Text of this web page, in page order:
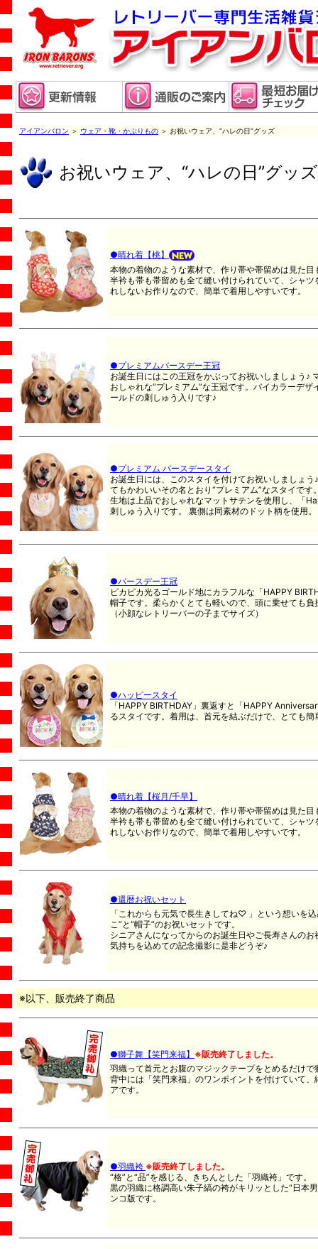
アイアンバロン ＞ ウェア・靴・かぶりもの ＞ お祝いウェア、“ハレの日”グッズ
お祝いウェア、“ハレの日”グッズ
●晴れ着【桃】
本物の着物のような素材で、作り帯や帯留めは見た目
半衿も帯も帯留めも全て縫い付けられていて、シャ
れしないお作りなので、簡単で着用しやすいです。
●プレミアムバースデー王冠
お誕生日にはこの王冠をかぶってお祝いしましょう♪
おしゃれな“プレミアム”な王冠です。バイカラーデ
ールドの刺しゅう入りです♪
●プレミアム バースデースタイ
お誕生日には、このスタイを付けてお祝いしましょ
てもかわいいその名とおり“プレミアム”なスタイです
生地は上品でおしゃれなマットサテンを使用し、「
刺しゅう入りです。 裏側は同素材のドット柄を使用。
●バースデー王冠
ピカピカ光るゴールド地にカラフルな「HAPPY
帽子です。柔らかくとても軽いので、頭に乗せても負
（小顔なレトリーバーの子までサイズ）
●ハッピースタイ
「HAPPY BIRTHDAY」裏返すと「HAPPY
るスタイです。着用は、首元を結ぶだけで、とても簡
●晴れ着【桜月/千早】
本物の着物のような素材で、作り帯や帯留めは見た目
半衿も帯も帯留めも全て縫い付けられていて、シャ
れしないお作りなので、簡単で着用しやすいです。
●還暦お祝いセット
「これからも元気で長生きしてね♡ 」という想いを
こ”と“帽子”のお祝いセットです。
シニアさんになってからのお誕生日やご長寿さんの
気持ちを込めての記念撮影に是非どうぞ♪
※以下、販売終了商品
●獅子舞【笑門来福】 ※販売終了しました。
羽織って首元とお腹のマジックテープをとめるだけで
背中には「笑門来福」のワンポイントを付けていて
アです。
●羽織袴 ※販売終了しました。
“格”と“品”を感じる、きちんとした「羽織袴」です。
黒の羽織に格調高い朱子縞の袴がキリッとした“日本
ンコ版です。